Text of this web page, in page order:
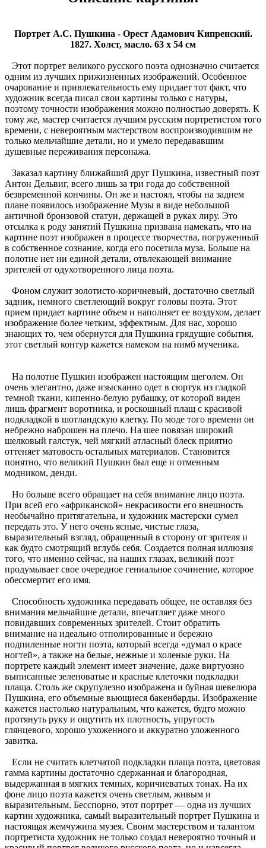
Портрет А.С. Пушкина - Орест Адамович Кипренский.
1827. Холст, масло. 63 х 54 см
Этот портрет великого русского поэта однозначно считается
одним из лучших прижизненных изображений. Особенное
очарование и привлекательность ему придает тот факт, что
художник всегда писал свои картины только с натуры,
поэтому точности изображения можно полностью доверять. К
тому же, мастер считается лучшим русским портретистом того
времени, с невероятным мастерством воспроизводившим не
только мельчайшие детали, но и умело передававшим
душевные переживания персонажа.
Заказал картину ближайший друг Пушкина, известный поэт
Антон Дельвиг, всего лишь за три года до собственной
безвременной кончины. Он же и настоял, чтобы на заднем
плане появилось изображение Музы в виде небольшой
античной бронзовой статуи, держащей в руках лиру. Это
отсылка к роду занятий Пушкина призвана намекать, что на
картине поэт изображен в процессе творчества, погруженный
в собственное сознание, когда его посетила муза. Больше на
полотне нет ни единой детали, отвлекающей внимание
зрителей от одухотворенного лица поэта.
Фоном служит золотисто-коричневый, достаточно светлый
задник, немного светлеющий вокруг головы поэта. Этот
прием придает картине объем и наполняет ее воздухом, делает
изображение более четким, эффектным. Для нас, хорошо
знающих то, чем обернутся для Пушкина грядущие события,
этот светлый контур кажется намеком на нимб мученика.
На полотне Пушкин изображен настоящим щеголем. Он
очень элегантно, даже изысканно одет в сюртук из гладкой
темной ткани, кипенно-белую рубашку, от которой виден
лишь фрагмент воротника, и роскошный плащ с красивой
подкладкой в шотландскую клетку. По моде того времени он
небрежно наброшен на плечо. На шее повязан широкий
шелковый галстук, чей мягкий атласный блеск приятно
оттеняет матовость остальных материалов. Становится
понятно, что великий Пушкин был еще и отменным
модником, денди.
Но больше всего обращает на себя внимание лицо поэта.
При всей его «африканской» некрасивости его внешность
необычайно притягательна, и художник мастерски сумел
передать это. У него очень ясные, чистые глаза,
выразительный взгляд, обращенный в сторону от зрителя и
как будто смотрящий вглубь себя. Создается полная иллюзия
того, что именно сейчас, на наших глазах, великий поэт
продумывает свое очередное гениальное сочинение, которое
обессмертит его имя.
Способность художника передавать общее, не оставляя без
внимания мельчайшие детали, впечатляет даже много
повидавших современных зрителей. Стоит обратить
внимание на идеально отполированные и бережно
подпиленные ногти поэта, который всегда «думал о красе
ногтей», а также на белые, нежные и холеные руки. На
портрете каждый элемент имеет значение, даже виртуозно
выписанные зеленоватые и красные клеточки подкладки
плаща. Столь же скрупулезно изображена и буйная шевелюра
Пушкина, его объемные вьющиеся бакенбарды. Изображение
кажется настолько натуральным, что кажется, будто можно
протянуть руку и ощутить их плотность, упругость
глянцевого, хорошо ухоженного и аккуратно уложенного
завитка.
Если не считать клетчатой подкладки плаща поэта, цветовая
гамма картины достаточно сдержанная и благородная,
выдержанная в мягких темных, коричневатых тонах. На их
фоне лицо поэта кажется очень светлым, живым и
выразительным. Бесспорно, этот портрет — одна из лучших
картин художника, самый выразительный портрет Пушкина и
настоящая жемчужина музея. Своим мастерством и талантом
портретиста художник не только создал невероятно точный и